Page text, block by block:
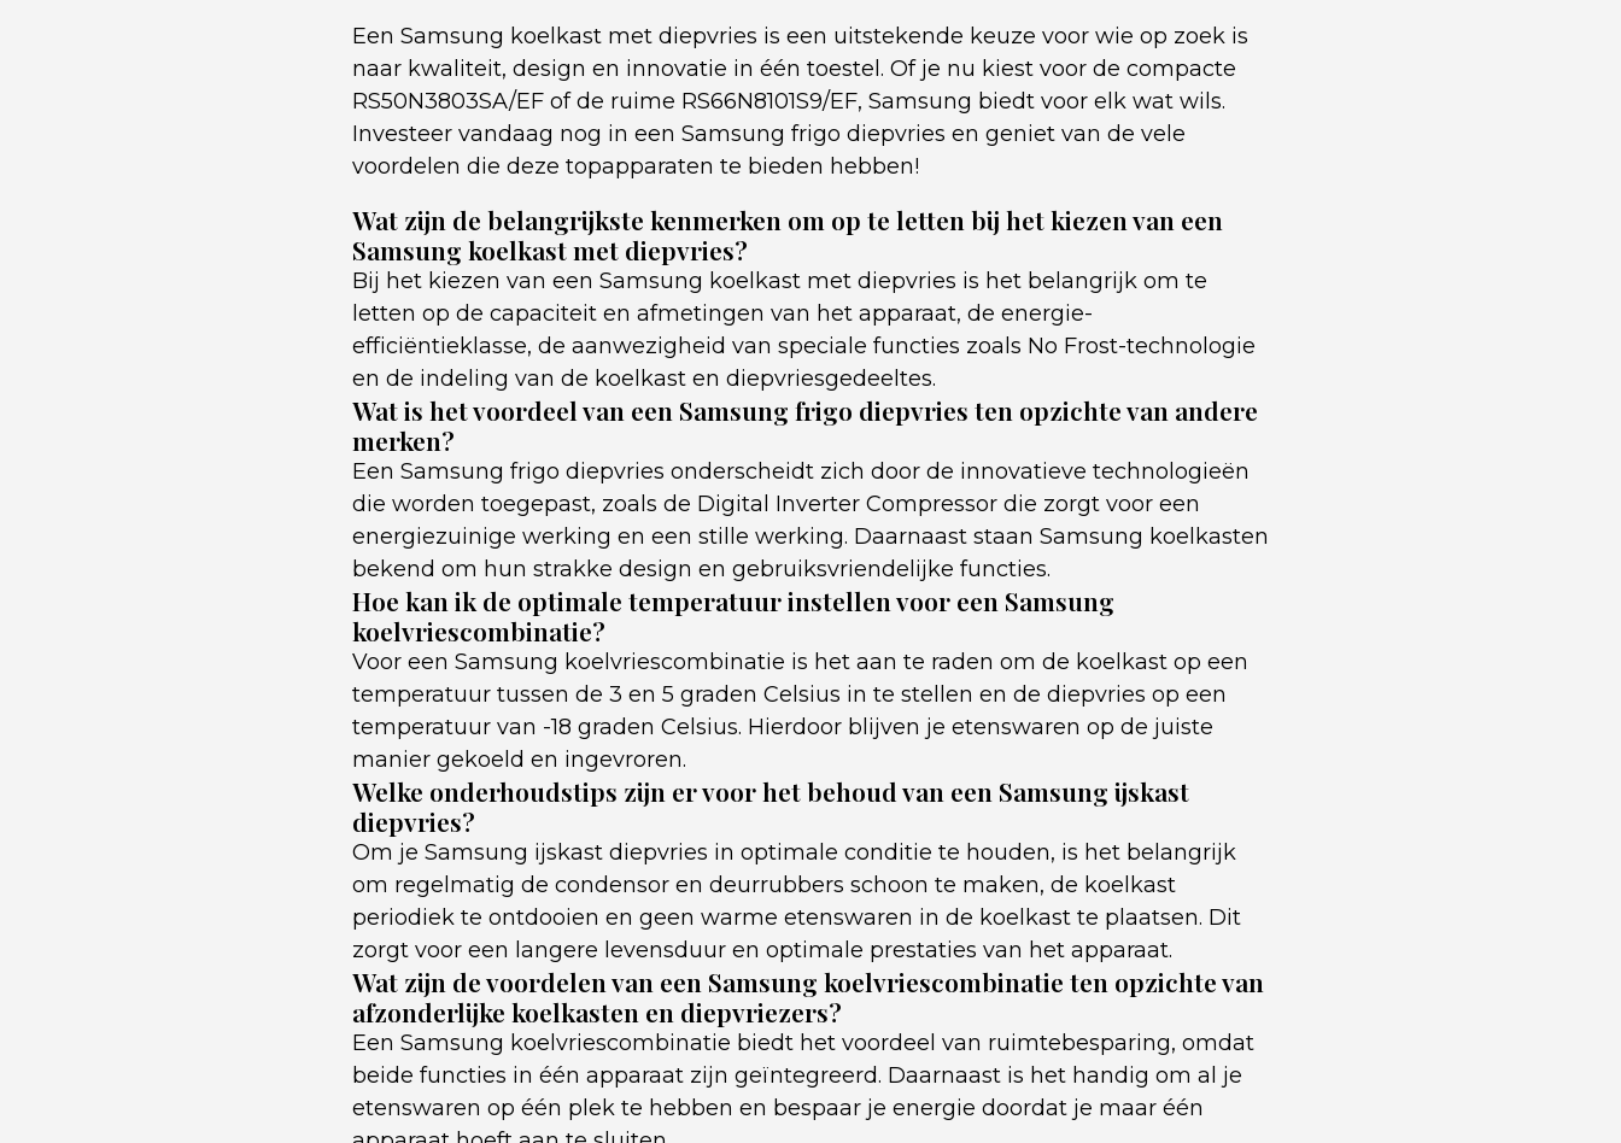
Een Samsung koelkast met diepvries is een uitstekende keuze voor wie op zoek is
naar kwaliteit, design en innovatie in één toestel. Of je nu kiest voor de compacte
RS50N3803SA/EF of de ruime RS66N8101S9/EF, Samsung biedt voor elk wat wils.
Investeer vandaag nog in een Samsung frigo diepvries en geniet van de vele
voordelen die deze topapparaten te bieden hebben!
Wat zijn de belangrijkste kenmerken om op te letten bij het kiezen van een
Samsung koelkast met diepvries?
Bij het kiezen van een Samsung koelkast met diepvries is het belangrijk om te
letten op de capaciteit en afmetingen van het apparaat, de energie-
efficiëntieklasse, de aanwezigheid van speciale functies zoals No Frost-technologie
en de indeling van de koelkast en diepvriesgedeeltes.
Wat is het voordeel van een Samsung frigo diepvries ten opzichte van andere
merken?
Een Samsung frigo diepvries onderscheidt zich door de innovatieve technologieën
die worden toegepast, zoals de Digital Inverter Compressor die zorgt voor een
energiezuinige werking en een stille werking. Daarnaast staan Samsung koelkasten
bekend om hun strakke design en gebruiksvriendelijke functies.
Hoe kan ik de optimale temperatuur instellen voor een Samsung
koelvriescombinatie?
Voor een Samsung koelvriescombinatie is het aan te raden om de koelkast op een
temperatuur tussen de 3 en 5 graden Celsius in te stellen en de diepvries op een
temperatuur van -18 graden Celsius. Hierdoor blijven je etenswaren op de juiste
manier gekoeld en ingevroren.
Welke onderhoudstips zijn er voor het behoud van een Samsung ijskast
diepvries?
Om je Samsung ijskast diepvries in optimale conditie te houden, is het belangrijk
om regelmatig de condensor en deurrubbers schoon te maken, de koelkast
periodiek te ontdooien en geen warme etenswaren in de koelkast te plaatsen. Dit
zorgt voor een langere levensduur en optimale prestaties van het apparaat.
Wat zijn de voordelen van een Samsung koelvriescombinatie ten opzichte van
afzonderlijke koelkasten en diepvriezers?
Een Samsung koelvriescombinatie biedt het voordeel van ruimtebesparing, omdat
beide functies in één apparaat zijn geïntegreerd. Daarnaast is het handig om al je
etenswaren op één plek te hebben en bespaar je energie doordat je maar één